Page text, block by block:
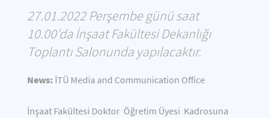
27.01.2022 Perşembe günü saat
10.00'da İnşaat Fakültesi Dekanlığı
Toplantı Salonunda yapılacaktır.
News: İTÜ Media and Communication Office
İnşaat Fakültesi Doktor Öğretim Üyesi Kadrosuna